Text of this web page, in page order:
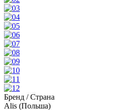
Бренд / Страна
Alis (Польша)